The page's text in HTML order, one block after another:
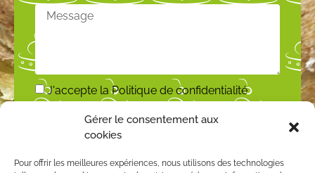
Gérer le consentement aux
cookies
Pour offrir les meilleures expériences, nous utilisons des technologies
J'accepte laPolitique de confidentialité
ENVOYER